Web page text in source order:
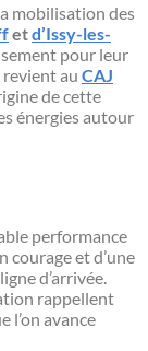
mobilisation des
etd’Issy-les-
pour leur
au CAJ
de cette
énergies autour
performance
courage et d’une
d’arrivée.
rappellent
l’on avance